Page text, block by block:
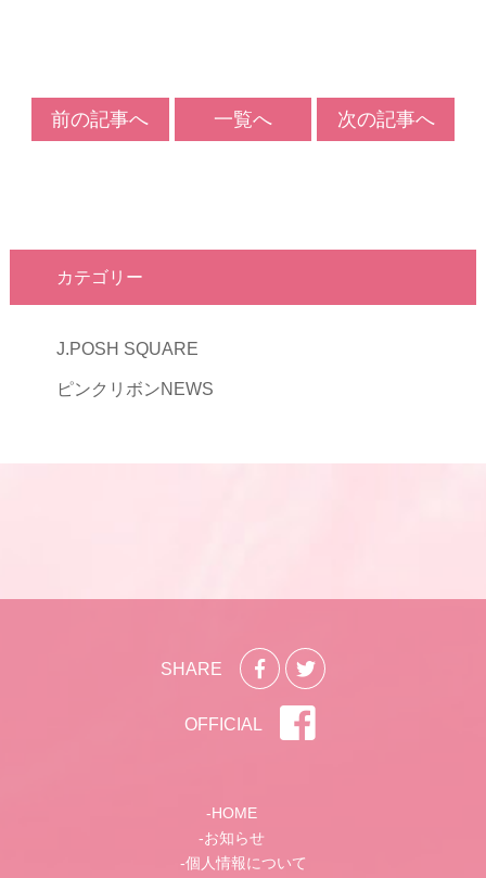
前の記事へ 一覧へ 次の記事へ
カテゴリー
J.POSH SQUARE
ピンクリボンNEWS
SHARE
OFFICIAL
HOME
お知らせ
個人情報について